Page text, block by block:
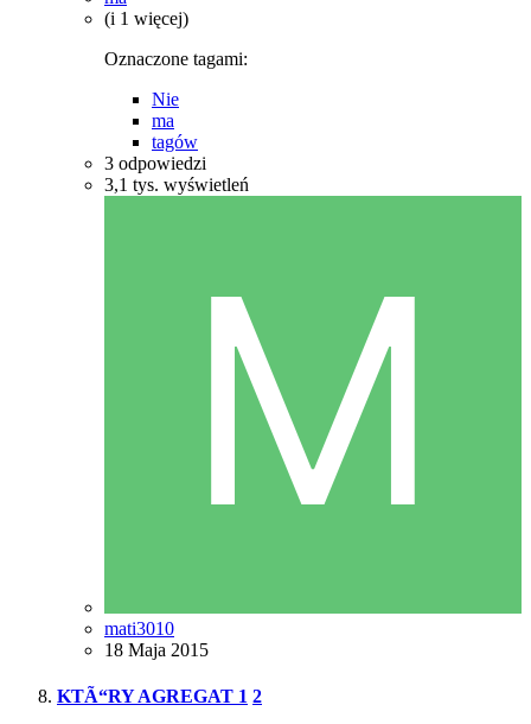
(i 1 więcej)
Oznaczone tagami:
Nie
ma
tagów
3 odpowiedzi
3,1 tys. wyświetleń
mati3010
18 Maja 2015
KTÃ“RY AGREGAT 1 2